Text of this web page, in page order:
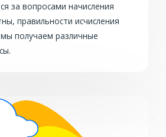
за вопросами начисления
правильности исчисления
получаем различные